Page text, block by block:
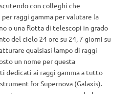
con colleghi che
raggi gamma per valutare la
o una flotta di telescopi in grado
del cielo 24 ore su 24, 7 giorni su
qualsiasi lampo di raggi
un nome per questa
dedicati ai raggi gamma a tutto
for Supernova (Galaxis).